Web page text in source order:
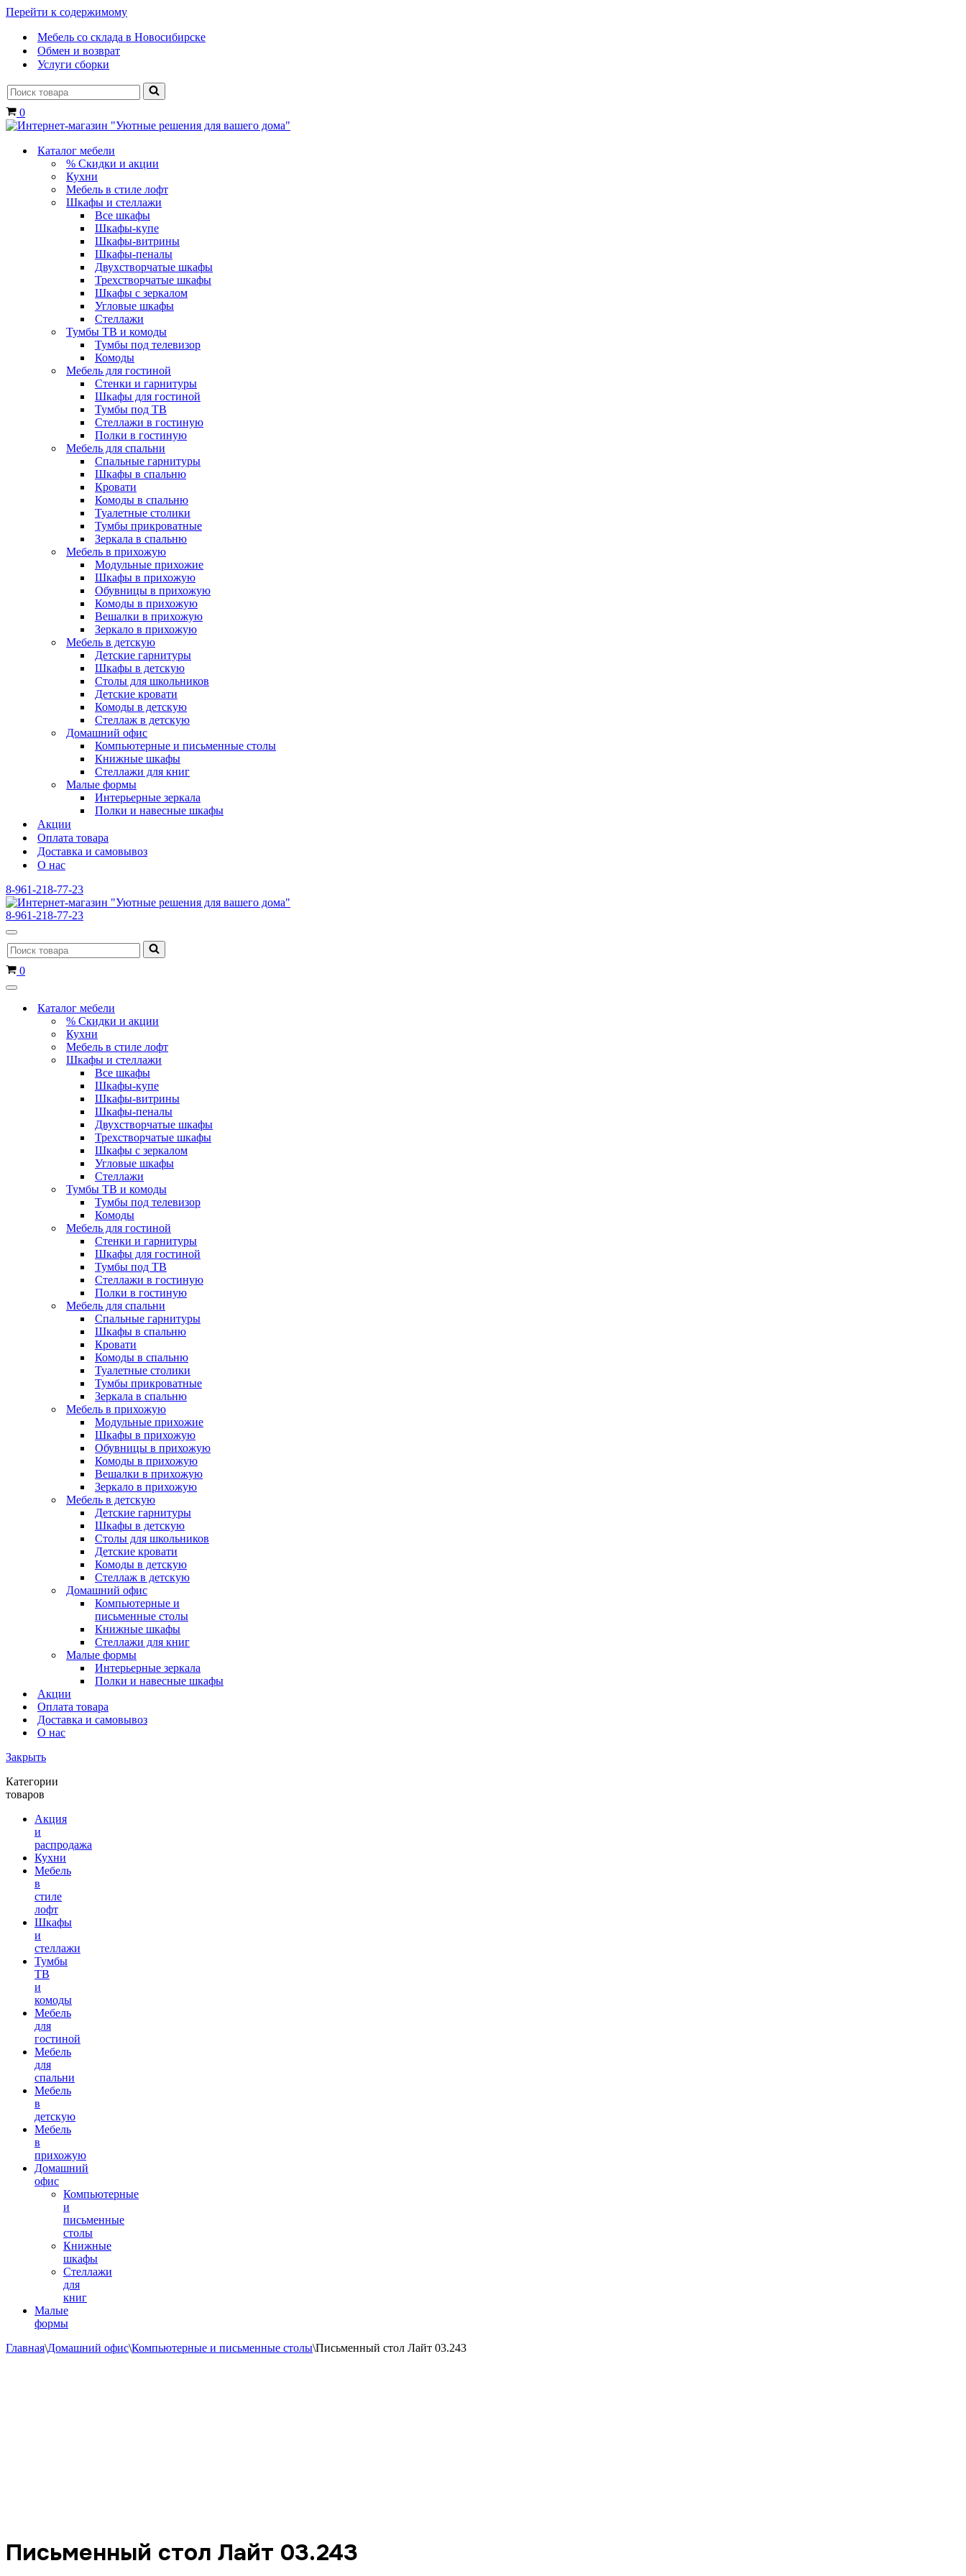
Перейти к содержимому
Мебель со склада в Новосибирске
Обмен и возврат
Услуги сборки
Искать...
Корзина
0
Каталог мебели
% Скидки и акции
Кухни
Мебель в стиле лофт
Шкафы и стеллажи
Все шкафы
Шкафы-купе
Шкафы-витрины
Шкафы-пеналы
Двухстворчатые шкафы
Трехстворчатые шкафы
Шкафы с зеркалом
Угловые шкафы
Стеллажи
Тумбы ТВ и комоды
Тумбы под телевизор
Комоды
Мебель для гостиной
Стенки и гарнитуры
Шкафы для гостиной
Тумбы под ТВ
Стеллажи в гостиную
Полки в гостиную
Мебель для спальни
Спальные гарнитуры
Шкафы в спальню
Кровати
Комоды в спальню
Туалетные столики
Тумбы прикроватные
Зеркала в спальню
Мебель в прихожую
Модульные прихожие
Шкафы в прихожую
Обувницы в прихожую
Комоды в прихожую
Вешалки в прихожую
Зеркало в прихожую
Мебель в детскую
Детские гарнитуры
Шкафы в детскую
Столы для школьников
Детские кровати
Комоды в детскую
Стеллаж в детскую
Домашний офис
Компьютерные и письменные столы
Книжные шкафы
Стеллажи для книг
Малые формы
Интерьерные зеркала
Полки и навесные шкафы
Акции
Оплата товара
Доставка и самовывоз
О нас
8-961-218-77-23
8-961-218-77-23
Меню
навигации
Искать...
Корзина
0
Меню
навигацииКаталог мебели
% Скидки и акции
Кухни
Мебель в стиле лофт
Шкафы и стеллажи
Все шкафы
Шкафы-купе
Шкафы-витрины
Шкафы-пеналы
Двухстворчатые шкафы
Трехстворчатые шкафы
Шкафы с зеркалом
Угловые шкафы
Стеллажи
Тумбы ТВ и комоды
Тумбы под телевизор
Комоды
Мебель для гостиной
Стенки и гарнитуры
Шкафы для гостиной
Тумбы под ТВ
Стеллажи в гостиную
Полки в гостиную
Мебель для спальни
Спальные гарнитуры
Шкафы в спальню
Кровати
Комоды в спальню
Туалетные столики
Тумбы прикроватные
Зеркала в спальню
Мебель в прихожую
Модульные прихожие
Шкафы в прихожую
Обувницы в прихожую
Комоды в прихожую
Вешалки в прихожую
Зеркало в прихожую
Мебель в детскую
Детские гарнитуры
Шкафы в детскую
Столы для школьников
Детские кровати
Комоды в детскую
Стеллаж в детскую
Домашний офис
Компьютерные и
письменные столы
Книжные шкафы
Стеллажи для книг
Малые формы
Интерьерные зеркала
Полки и навесные шкафы
Акции
Оплата товара
Доставка и самовывоз
О нас
Закрыть
Категории
товаров
Акция
и
распродажа
Кухни
Мебель
в
стиле
лофт
Шкафы
и
стеллажи
Тумбы
ТВ
и
комоды
Мебель
для
гостиной
Мебель
для
спальни
Мебель
в
детскую
Мебель
в
прихожую
Домашний
офис
Компьютерные
и
письменные
столы
Книжные
шкафы
Стеллажи
для
книг
Малые
формы
Главная\Домашний офис\Компьютерные и письменные столы\Письменный стол Лайт 03.243
Письменный стол Лайт 03.243